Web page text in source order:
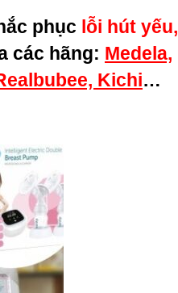
phục lỗi hút yếu,
các hãng: Medela,
Kichi…